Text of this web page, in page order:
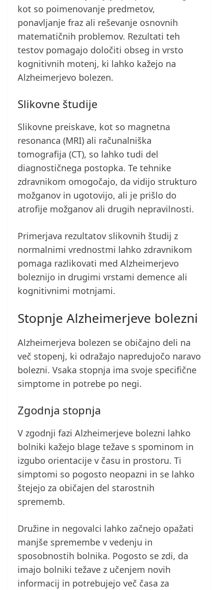
kot so poimenovanje predmetov,
ponavljanje fraz ali reševanje osnovnih
matematičnih problemov. Rezultati teh
testov pomagajo določiti obseg in vrsto
kognitivnih motenj, ki lahko kažejo na
Alzheimerjevo bolezen.
Slikovne študije
Slikovne preiskave, kot so magnetna
resonanca (MRI) ali računalniška
tomografija (CT), so lahko tudi del
diagnostičnega postopka. Te tehnike
zdravnikom omogočajo, da vidijo strukturo
možganov in ugotovijo, ali je prišlo do
atrofije možganov ali drugih nepravilnosti.
Primerjava rezultatov slikovnih študij z
normalnimi vrednostmi lahko zdravnikom
pomaga razlikovati med Alzheimerjevo
boleznijo in drugimi vrstami demence ali
kognitivnimi motnjami.
Stopnje Alzheimerjeve bolezni
Alzheimerjeva bolezen se običajno deli na
več stopenj, ki odražajo napredujočo naravo
bolezni. Vsaka stopnja ima svoje specifične
simptome in potrebe po negi.
Zgodnja stopnja
V zgodnji fazi Alzheimerjeve bolezni lahko
bolniki kažejo blage težave s spominom in
izgubo orientacije v času in prostoru. Ti
simptomi so pogosto neopazni in se lahko
štejejo za običajen del starostnih
sprememb.
Družine in negovalci lahko začnejo opažati
manjše spremembe v vedenju in
sposobnostih bolnika. Pogosto se zdi, da
imajo bolniki težave z učenjem novih
informacij in potrebujejo več časa za